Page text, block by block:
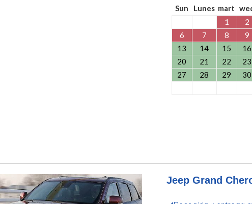
Sun
Lunes mart
1
2
6
7 8 9
13
14 15 16
20
21 22 23
27
28 29 30
Jeep Grand